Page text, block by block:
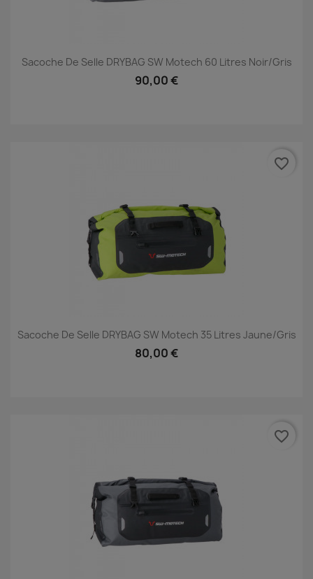
Sacoche De Selle DRYBAG SW Motech 60 Litres Noir/gris
90,00 €
Sacoche De Selle DRYBAG SW Motech 35 Litres Jaune/gris
80,00 €
favorite_border
favorite_border